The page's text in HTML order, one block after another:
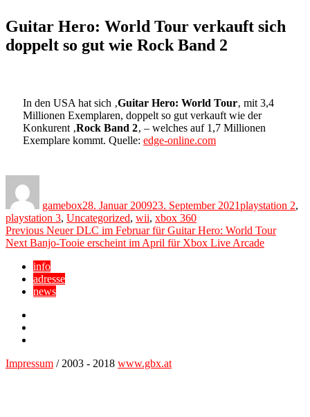
Guitar Hero: World Tour verkauft sich
doppelt so gut wie Rock Band 2
In den USA hat sich ‚Guitar Hero: World Tour‚ mit 3,4
Millionen Exemplaren, doppelt so gut verkauft wie der
Konkurent ‚Rock Band 2‚ – welches auf 1,7 Millionen
Exemplare kommt. Quelle: edge-online.com
gamebox28. Januar 200923. September 2021playstation 2,
playstation 3, Uncategorized, wii, xbox 360
Beitragsnavigation
Previous Previous
post:
Neuer DLC im Februar für Guitar Hero: World Tour
Next Next
Banjo-Tooie erscheint im April für Xbox Live Arcade
info
adresse
news
Impressum / 2003 - 2018 www.gbx.at